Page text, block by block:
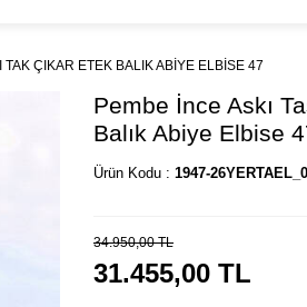
TAK ÇIKAR ETEK BALIK ABIYE ELBISE 47
Pembe İnce Askı
Balık Abiye Elbise
Ürün Kodu : 1947-
34.950,00TL
31.455,00 TL